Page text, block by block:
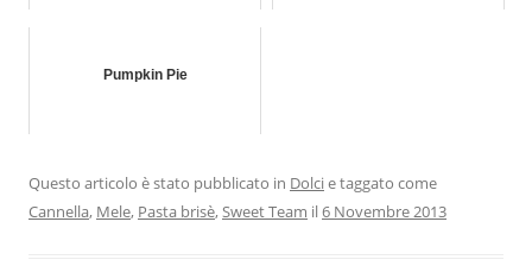
Pumpkin Pie
Questo articolo è stato pubblicato in Dolcie taggato come
Cannella, Mele, Pasta brisè,Sweet Team il6 Novembre 2013